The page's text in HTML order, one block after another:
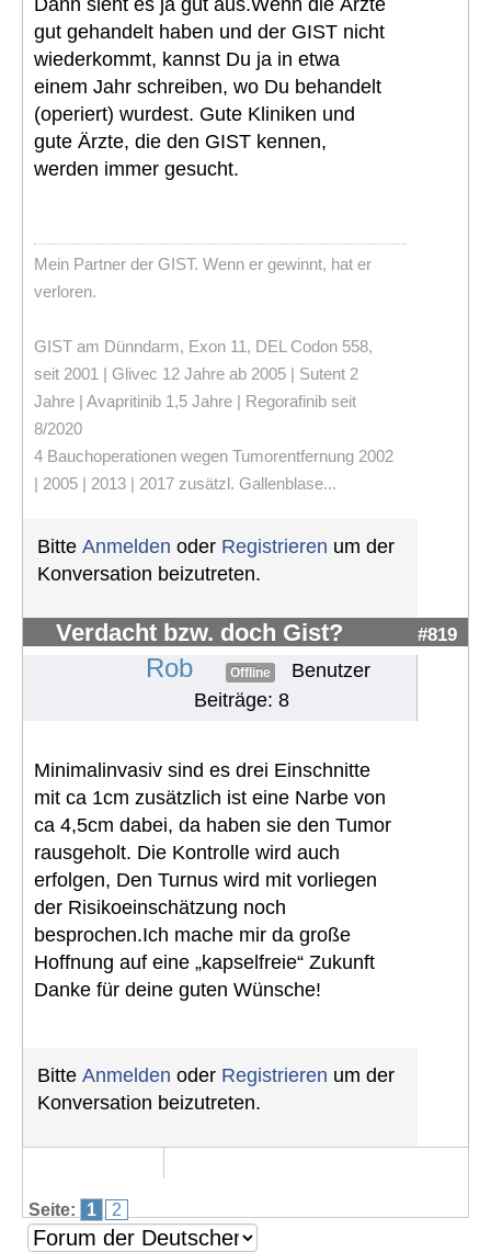
gut gehandelt haben und der GIST nicht
wiederkommt, kannst Du ja in etwa
einem Jahr schreiben, wo Du behandelt
(operiert) wurdest. Gute Kliniken und
gute Ärzte, die den GIST kennen,
werden immer gesucht.
Mein Partner der GIST. Wenn er gewinnt, hat er
verloren.
GIST am Dünndarm, Exon 11, DEL Codon 558,
seit 2001 | Glivec 12 Jahre ab 2005 | Sutent 2
Jahre | Avapritinib 1,5 Jahre | Regorafinib seit
8/2020
4 Bauchoperationen wegen Tumorentfernung 2002
| 2005 | 2013 | 2017 zusätzl. Gallenblase...
Bitte Anmelden oder Registrieren um der
Konversation beizutreten.
Verdacht bzw. doch Gist? #819
Rob Offline
Benutzer
Beiträge: 8
Minimalinvasiv sind es drei Einschnitte
mit ca 1cm zusätzlich ist eine Narbe von
ca 4,5cm dabei, da haben sie den Tumor
rausgeholt. Die Kontrolle wird auch
erfolgen, Den Turnus wird mit vorliegen
der Risikoeinschätzung noch
besprochen.Ich mache mir da große
Hoffnung auf eine „kapselfreie“ Zukunft
Danke für deine guten Wünsche!
Bitte Anmelden oder Registrieren um der
Konversation beizutreten.
Seite: 1 2